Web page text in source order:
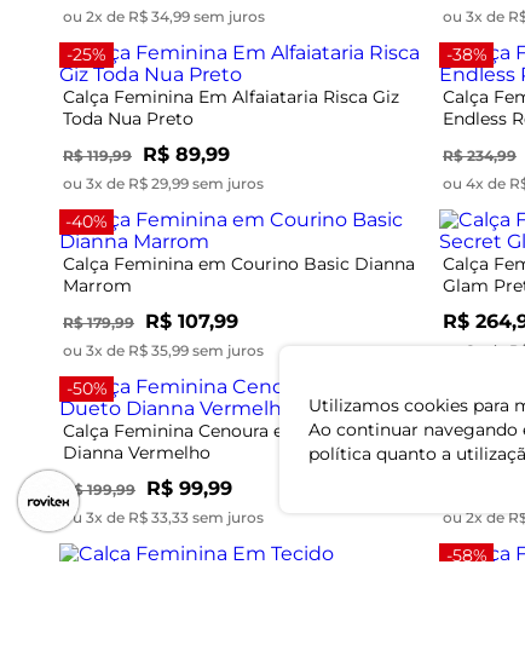
Utilizamos cookies para
Ao continuar navegando
política quanto a
ou 2x de R$ 34,99 sem juros ou 3x de
-25%
Calça Feminina Em Alfaiataria Risca Giz
Toda Nua Preto
R$ 119,99 R$ 89,99
ou 3x de R$ 29,99 sem juros
-38%
Calça
Endless
R$ 234,99
ou 4x de
-40%
Calça Feminina em Courino Basic Dianna
Marrom
R$ 179,99 R$ 107,99
ou 3x de R$ 35,99 sem juros
Calça
Glam
R$
ou 8x de
-50%
Calça Feminina Cenoura em Xadrez Dueto
Dianna Vermelho
R$ 199,99 R$ 99,99
ou 3x de R$ 33,33 sem juros
Calça
Cinza
ou 2x de
-58%